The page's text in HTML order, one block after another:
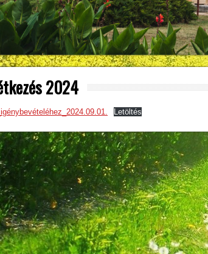
2024
Letöltés